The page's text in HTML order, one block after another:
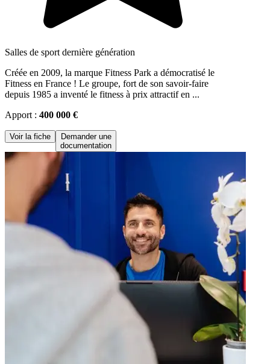
Salles de sport dernière génération
Créée en 2009, la marque Fitness Park a démocratisé le
Fitness en France ! Le groupe, fort de son savoir-faire
depuis 1985 a inventé le fitness à prix attractif en ...
Apport : 400 000 €
Voir la fiche
Demander une
documentation